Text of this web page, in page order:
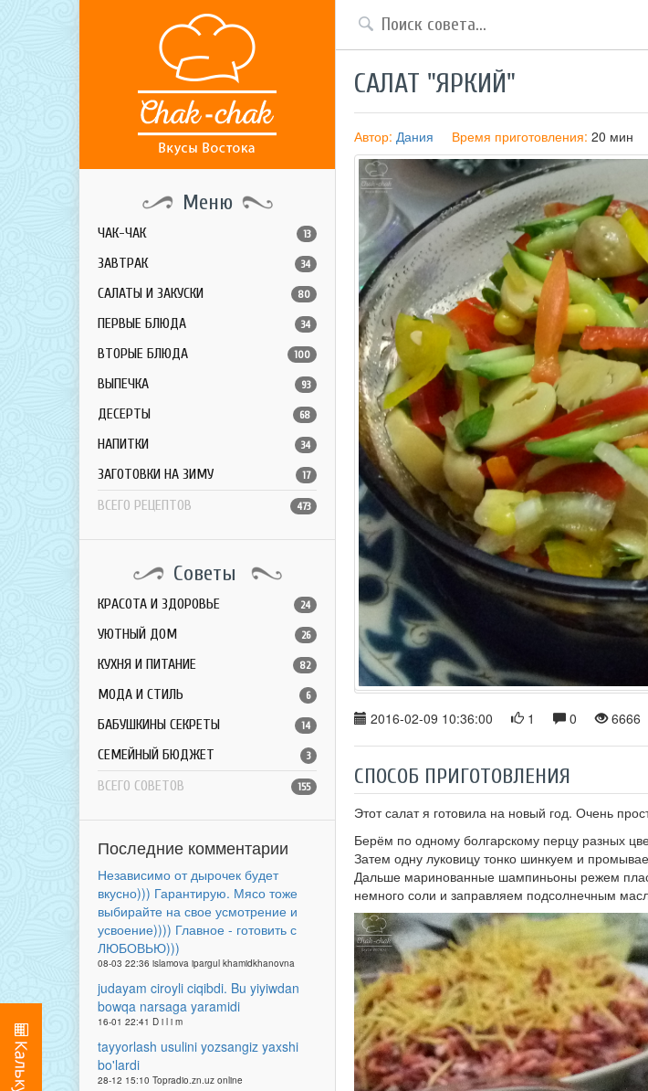
Меню
ЧАК-ЧАК 13
ЗАВТРАК 34
САЛАТЫ И ЗАКУСКИ 80
ПЕРВЫЕ БЛЮДА 34
ВТОРЫЕ БЛЮДА 100
ВЫПЕЧКА 93
ДЕСЕРТЫ 68
НАПИТКИ 34
ЗАГОТОВКИ НА ЗИМУ 17
ВСЕГО РЕЦЕПТОВ 473
Советы
КРАСОТА И ЗДОРОВЬЕ 24
УЮТНЫЙ ДОМ 26
КУХНЯ И ПИТАНИЕ 82
МОДА И СТИЛЬ 6
БАБУШКИНЫ СЕКРЕТЫ 14
СЕМЕЙНЫЙ БЮДЖЕТ 3
ВСЕГО СОВЕТОВ 155
Последние комментарии
Независимо от дырочек будет
вкусно))) Гарантирую. Мясо тоже
выбирайте на свое усмотрение и
усвоение)))) Главное - готовить с
ЛЮБОВЬЮ)))
08-03 22:36 islamova ipargul khamidkhanovna
judayam ciroyli ciqibdi. Bu yiyiwdan
bowqa narsaga yaramidi
16-01 22:41 D i l i m
tayyorlash usulini yozsangiz yaxshi
bo'lardi
28-12 15:10 Topradio.zn.uz online
САЛАТ "ЯРКИЙ"
Автор: Дания Время приготовления: 20 мин
2016-02-09 10:36:00 1 0 6666
СПОСОБ ПРИГОТОВЛЕНИЯ
Этот салат я готовила на новый год. Очень
Берём по одному болгарскому перцу разных
Затем одну луковицу тонко шинкуем и
Дальше маринованные шампиньоны режем
немного соли и заправляем подсолнечным